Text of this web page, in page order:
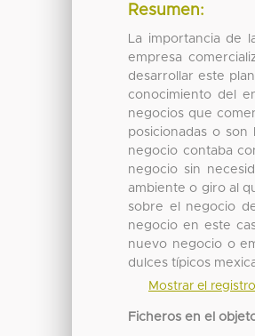
Resumen:
La importancia de
empresa
desarrollar este
conocimiento del
negocios que
posicionadas o
negocio contaba
negocio sin
ambiente o giro al
sobre el negocio
negocio en este
nuevo negocio o
dulces típicos
Mostrar el
Ficheros en el